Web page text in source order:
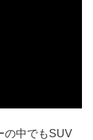
の中でもSUV